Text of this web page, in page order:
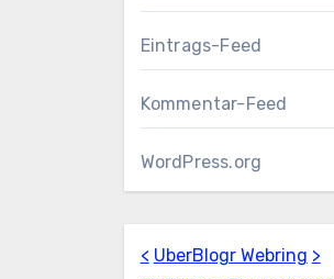
Eintrags-Feed
Kommentar-Feed
WordPress.org
< UberBlogr Webring >